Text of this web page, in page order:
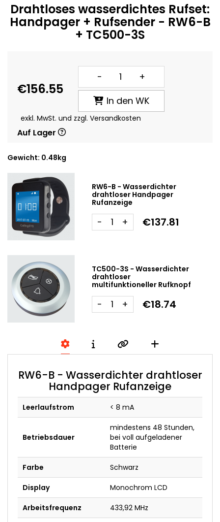
Drahtloses wasserdichtes Rufset:
Handpager + Rufsender - RW6-B
+ TC500-3S
€156.55
-
+
In den WK
exkl. MwSt. und zzgl. Versandkosten
Auf Lager
Gewicht: 0.48kg
RW6-B - Wasserdichter
drahtloser Handpager
Rufanzeige
- + €137.81
TC500-3S - Wasserdichter
drahtloser
multifunktioneller Rufknopf
- + €18.74
RW6-B - Wasserdichter drahtloser
Handpager Rufanzeige
Leerlaufstrom < 8 mA
Betriebsdauer
mindestens 48 Stunden,
bei voll aufgeladener
Batterie
Farbe Schwarz
Display Monochrom LCD
Arbeitsfrequenz 433,92 MHz